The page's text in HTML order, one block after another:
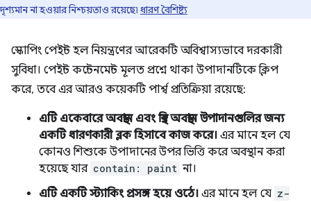
দৃশ্যমান না হওয়ার নিশ্চয়তাও রয়েছে৷ ধারণ বৈশিষ্ট্য
স্কোপিং পেইন্ট হল নিয়ন্ত্রণের আরেকটি অবিশ্বাস্যভাবে দরকারী
সুবিধা। পেইন্ট কন্টেনমেন্ট মূলত প্রশ্নে থাকা উপাদানটিকে ক্লিপ
করে, তবে এর আরও কয়েকটি পার্শ্ব প্রতিক্রিয়া রয়েছে:
এটি একেবারে অবস্থান এবং স্থির অবস্থান উপাদানগুলির জন্য
একটি ধারণকারী ব্লক হিসাবে কাজ করে। এর মানে হল যে
কোনও শিশুকে উপাদানের উপর ভিত্তি করে অবস্থান করা
হয়েছে যার contain: paint না।
এটি একটি স্ট্যাকিং প্রসঙ্গ হয়ে ওঠে। এর মানে হল যে z-